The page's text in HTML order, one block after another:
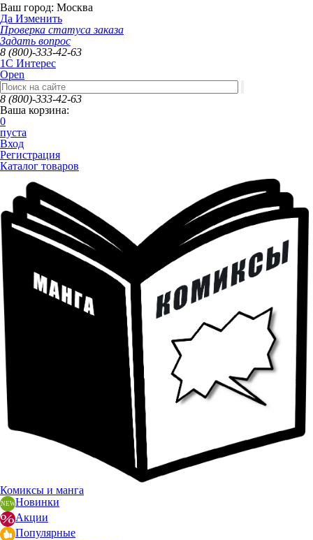
Ваш город: Москва
Да Изменить
Проверка статуса заказа
Задать вопрос
8 (800)-333-42-63
1C Интерес
Open
8 (800)-333-42-63
Ваша корзина:
0
пуста
Вход
Регистрация
Каталог товаров
Комиксы и манга
Новинки
Акции
Популярные